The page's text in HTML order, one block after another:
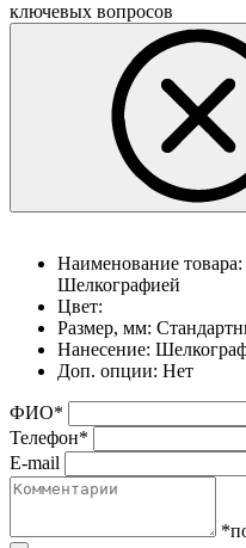
ключевых вопросов
Наименование товара:
Шелкографией
Цвет:
Размер, мм:
Нанесение:
Доп. опции: Нет
ФИО*
Телефон*
E-mail